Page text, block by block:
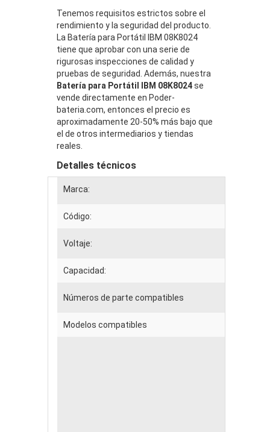
Tenemos requisitos estrictos sobre el
rendimiento y la seguridad del producto.
La Batería para Portátil IBM 08K8024
tiene que aprobar con una serie de
rigurosas inspecciones de calidad y
pruebas de seguridad. Además, nuestra
Batería para Portátil IBM 08K8024se
vende directamente en Poder-
bateria.com, entonces el precio es
aproximadamente 20-50% más bajo que
el de otros intermediarios y tiendas
reales.
Detalles técnicos
Marca:
Código:
Voltaje:
Capacidad:
Números de parte compatibles
Modelos compatibles